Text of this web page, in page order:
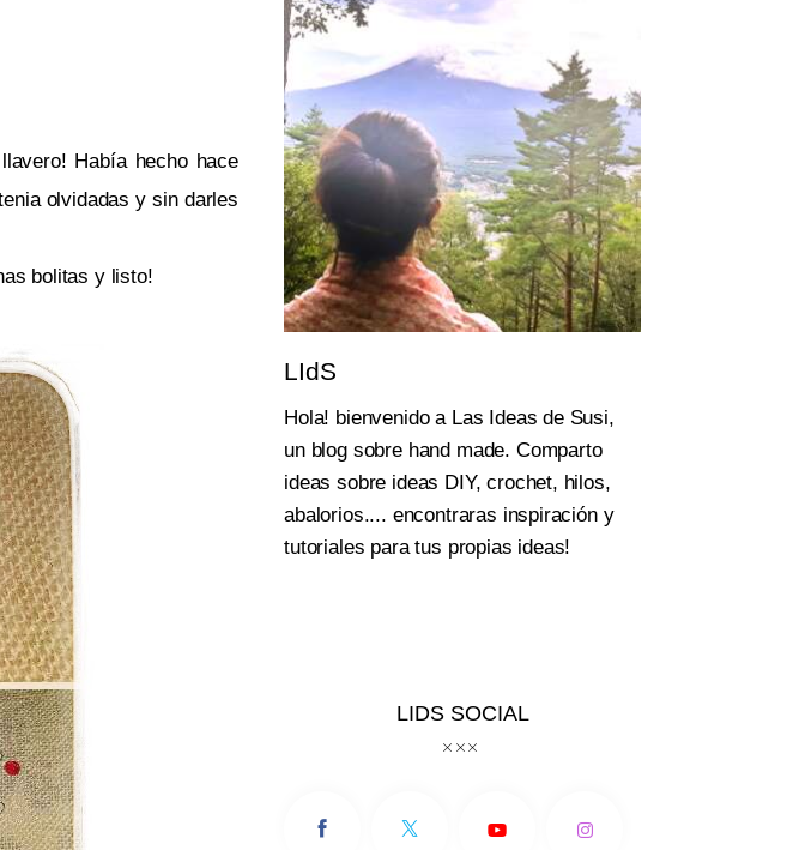
Había hecho hace
olvidadas y sin darles
bolitas y listo!
LIdS
Hola! bienvenido a Las Ideas de Susi,
un blog sobre hand made. Comparto
ideas sobre ideas DIY, crochet, hilos,
abalorios.... encontraras inspiración y
tutoriales para tus propias ideas!
LIDS SOCIAL